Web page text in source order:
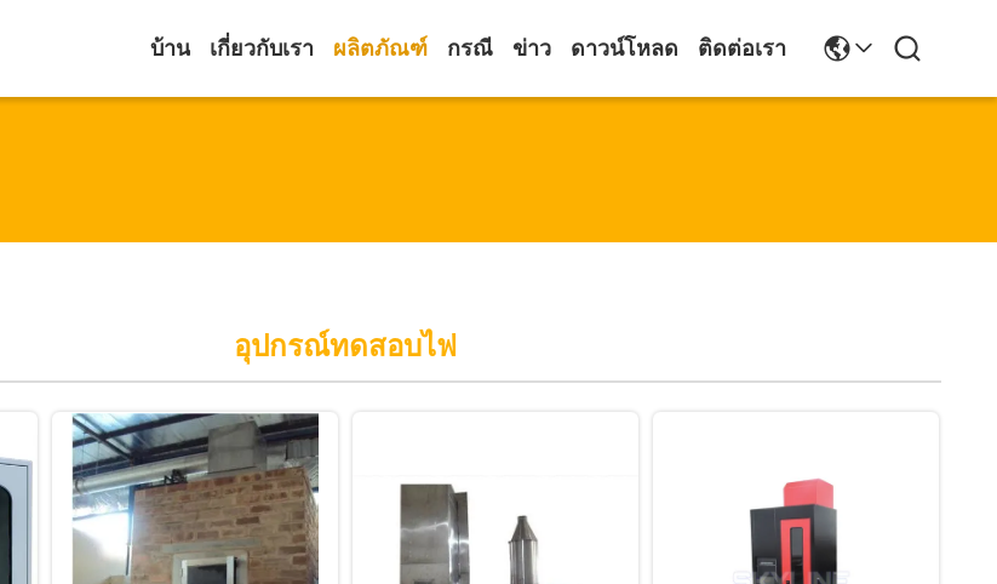
บ้าน เกี่ยวกับเรา ผลิตภัณฑ์ กรณี ข่าว ดาวน์โหลด ติดต่อเรา
อุปกรณ์ทดสอบไฟ